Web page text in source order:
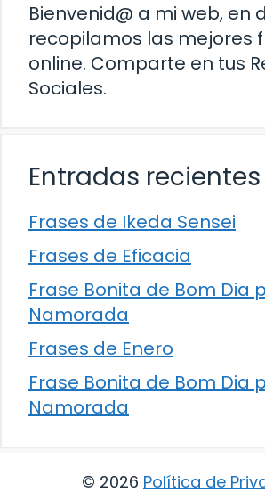
Bienvenid@ a mi web, en
recopilamos las mejores
online. Comparte en tus
Sociales.
Entradas recientes
Frases de Ikeda Sensei
Frases de Eficacia
Frase Bonita de Bom Dia
Namorada
Frases de Enero
Frase Bonita de Bom Dia
Namorada
© 2026 Política de